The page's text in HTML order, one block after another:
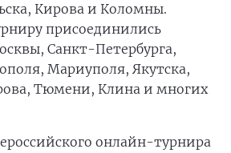
Кирова и Коломны.
присоединились
Санкт-Петербурга,
Мариуполя, Якутска,
Тюмени, Клина и многих
онлайн-турнира